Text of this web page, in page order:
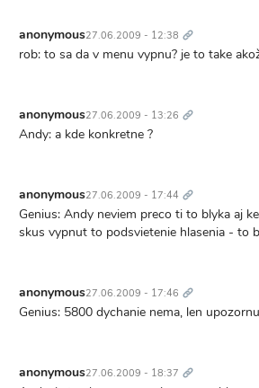
anonymous27.06.2009 - 12:38 odkaz
rob: to sa da v menu vypnu? je to take
anonymous27.06.2009 - 13:26 odkaz
Andy: a kde konkretne ?
anonymous27.06.2009 - 17:44 odkaz
Genius: Andy neviem preco ti to blyka aj
skus vypnut to podsvietenie hlasenia - to
anonymous27.06.2009 - 17:46 odkaz
Genius: 5800 dychanie nema, len
anonymous27.06.2009 - 18:37 odkaz